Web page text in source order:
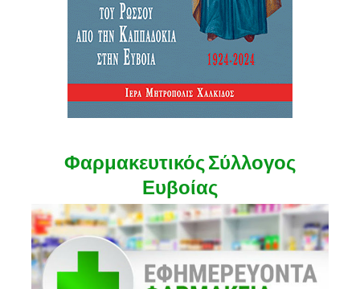
Φαρμακευτικός Σύλλογος
Ευβοίας